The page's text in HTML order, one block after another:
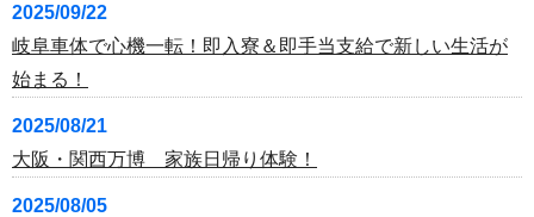
2025/09/22
岐阜車体で心機一転！即入寮＆即手当支給で新しい生活が
始まる！
2025/08/21
大阪・関西万博 家族日帰り体験！
2025/08/05